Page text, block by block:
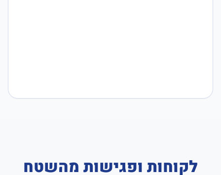
לקוחות ופגישות מהשטח